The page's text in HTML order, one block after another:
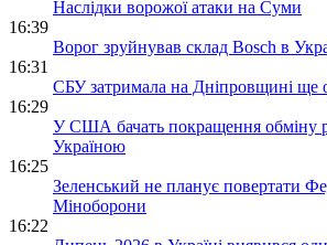
Наслідки ворожої атаки на Суми
16:39
Ворог зруйнував склад Bosch в
16:31
СБУ затримала на Дніпровщині ще
16:29
У США бачать покращення обміну
Україною
16:25
Зеленський не планує повертати
Міноборони
16:22